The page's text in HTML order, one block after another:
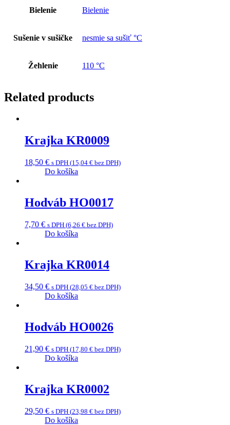
Bielenie Bielenie
Sušenie v sušičke nesmie sa sušiť °C
Žehlenie 110 °C
Related products
Krajka KR0009
18,50 € s DPH (15,04 € bez DPH)
Do košíka
Hodváb HO0017
7,70 € s DPH (6,26 € bez DPH)
Do košíka
Krajka KR0014
34,50 € s DPH (28,05 € bez DPH)
Do košíka
Hodváb HO0026
21,90 € s DPH (17,80 € bez DPH)
Do košíka
Krajka KR0002
29,50 € s DPH (23,98 € bez DPH)
Do košíka